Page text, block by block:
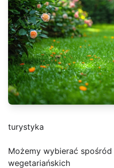
turystyka
Możemy wybierać
wegetariańskich